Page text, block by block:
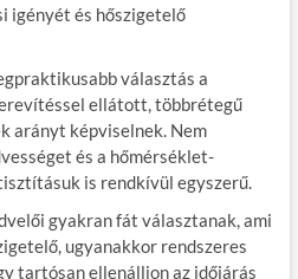
és hőszigetelő
választás a
ellátott, többrétegű
arányt képviselnek. Nem
és a hőmérséklet-
is rendkívül egyszerű.
gyakran fát választanak, ami
ugyanakkor rendszeres
tartósan ellenálljon az időjárás